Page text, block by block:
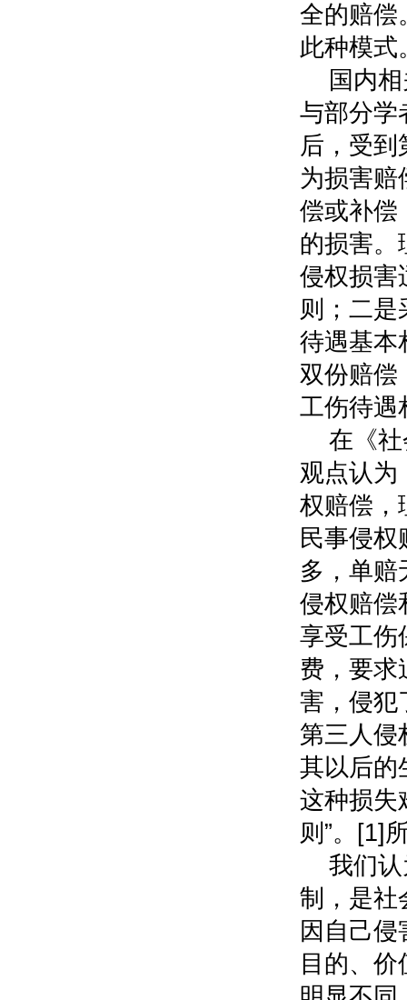
全的赔偿
此种模式
国内
与部分学
后，受
为损害赔
偿或补偿
的损害。
侵权损害
则；二
待遇基本
双份赔偿
工伤待遇
在《
观点认为
权赔偿，
民事侵权
多，单赔
侵权赔偿
享受工伤
费，要求
害，侵犯
第三人侵
其以后的
这种损失
则”。[1]
我们
制，是社
因自己
目的、